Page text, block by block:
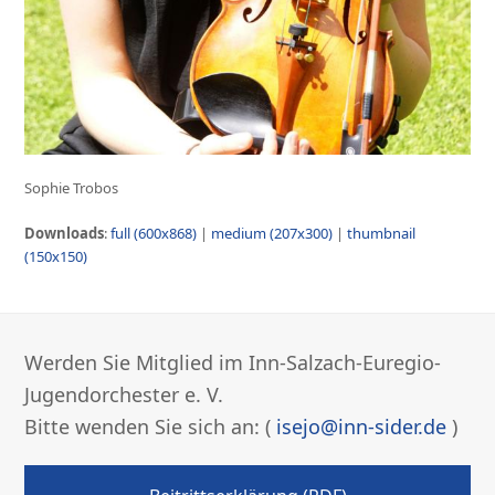
Sophie Trobos
Downloads:full (600x868) | medium (207x300) |thumbnail
(150x150)
Werden Sie Mitglied im Inn-Salzach-Euregio-
Jugendorchester e. V.
Bitte wenden Sie sich an: ( isejo@inn-sider.de )